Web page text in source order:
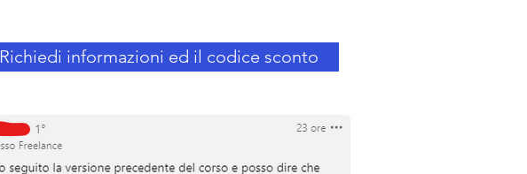
Richiedi informazioni ed il codice sconto